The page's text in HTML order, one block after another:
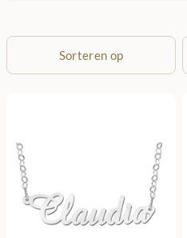
Sorteren op